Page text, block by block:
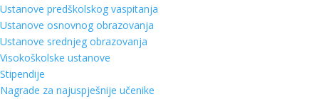
Ustanove predškolskog vaspitanja
Ustanove osnovnog obrazovanja
Ustanove srednjeg obrazovanja
Visokoškolske ustanove
Stipendije
Nagrade za najuspješnije učenike